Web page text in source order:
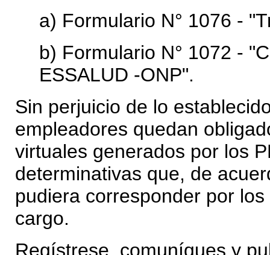
a) Formulario N° 1076 -
b) Formulario N° 1072 -
ESSALUD -ONP".
Sin perjuicio de lo
empleadores quedan
virtuales generados por los
determinativas que, de
pudiera corresponder por
cargo.
Regístrese, comuníques y